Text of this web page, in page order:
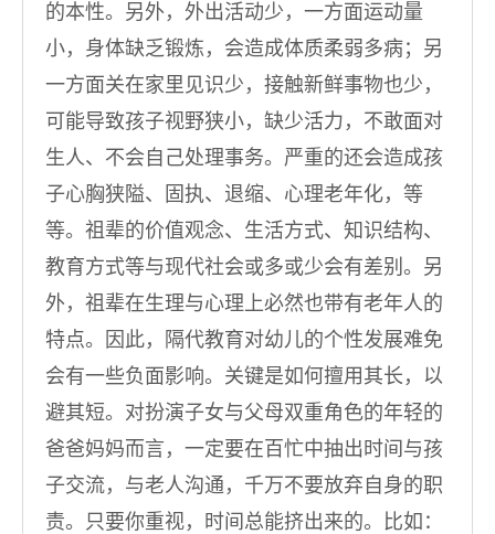
的本性。另外，外出活动少，一方面运动量
小，身体缺乏锻炼，会造成体质柔弱多病；另
一方面关在家里见识少，接触新鲜事物也少，
可能导致孩子视野狭小，缺少活力，不敢面对
生人、不会自己处理事务。严重的还会造成孩
子心胸狭隘、固执、退缩、心理老年化，等
等。祖辈的价值观念、生活方式、知识结构、
教育方式等与现代社会或多或少会有差别。另
外，祖辈在生理与心理上必然也带有老年人的
特点。因此，隔代教育对幼儿的个性发展难免
会有一些负面影响。关键是如何擅用其长，以
避其短。对扮演子女与父母双重角色的年轻的
爸爸妈妈而言，一定要在百忙中抽出时间与孩
子交流，与老人沟通，千万不要放弃自身的职
责。只要你重视，时间总能挤出来的。比如：